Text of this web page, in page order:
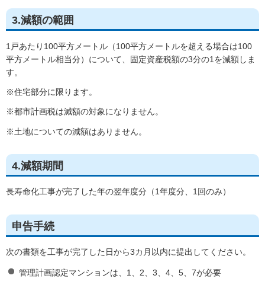
3.減額の範囲
1戸あたり100平方メートル（100平方メートルを超える場合は100
平方メートル相当分）について、固定資産税額の3分の1を減額しま
す。
※住宅部分に限ります。
※都市計画税は減額の対象になりません。
※土地についての減額はありません。
4.減額期間
長寿命化工事が完了した年の翌年度分（1年度分、1回のみ）
申告手続
次の書類を工事が完了した日から3カ月以内に提出してください。
管理計画認定マンションは、1、2、3、4、5、7が必要